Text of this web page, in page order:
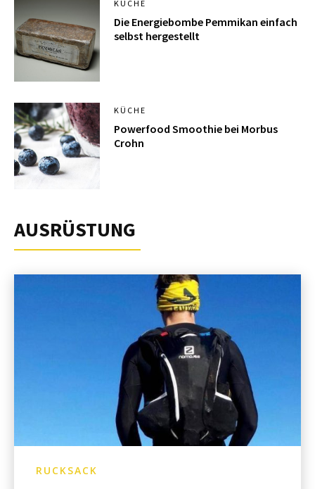
KÜCHE
Die Energiebombe Pemmikan einfach
selbst hergestellt
KÜCHE
Powerfood Smoothie bei Morbus
Crohn
AUSRÜSTUNG
RUCKSACK